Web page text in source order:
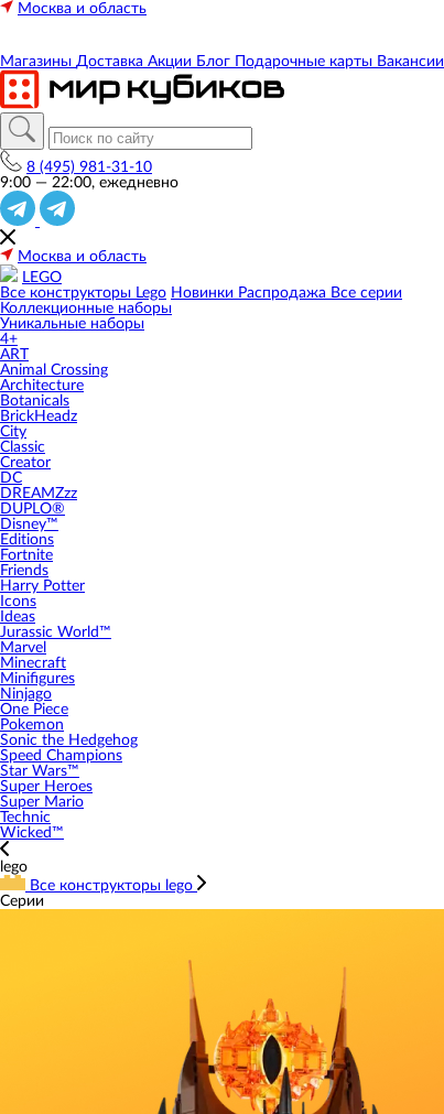
Москва и область
Магазины Доставка Акции Блог Подарочные карты Вакансии
8 (495) 981-31-10
9:00 — 22:00, ежедневно
Москва и область
LEGO
Все конструкторы Lego Новинки Распродажа Все серии
Коллекционные наборы
Уникальные наборы
4+
ART
Animal Crossing
Architecture
Botanicals
BrickHeadz
City
Classic
Creator
DC
DREAMZzz
DUPLO®
Disney™
Editions
Fortnite
Friends
Harry Potter
Icons
Ideas
Jurassic World™
Marvel
Minecraft
Minifigures
Ninjago
One Piece
Pokemon
Sonic the Hedgehog
Speed Champions
Star Wars™
Super Heroes
Super Mario
Technic
Wicked™
lego
Все конструкторы lego
Серии